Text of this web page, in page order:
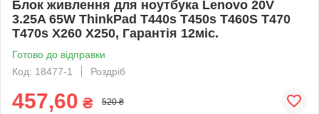
Блок живлення для ноутбука Lenovo 20V
3.25A 65W ThinkPad T440s T450s T460S T470
T470s X260 X250, Гарантія 12міс.
Готово до відправки
Код: 18477-1
Роздріб
457,60 ₴ 520 ₴